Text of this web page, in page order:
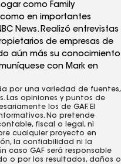
como Family
como en importantes
News. Realizó entrevistas
de empresas de
aún más su conocimiento
con Mark en
por una variedad de fuentes,
Las opiniones y puntos de
los de GAF. El
No pretende
fiscal o legal, ni
cualquier proyecto en
la confiabilidad ni la
caso GAF será responsable
o por los resultados, daños o